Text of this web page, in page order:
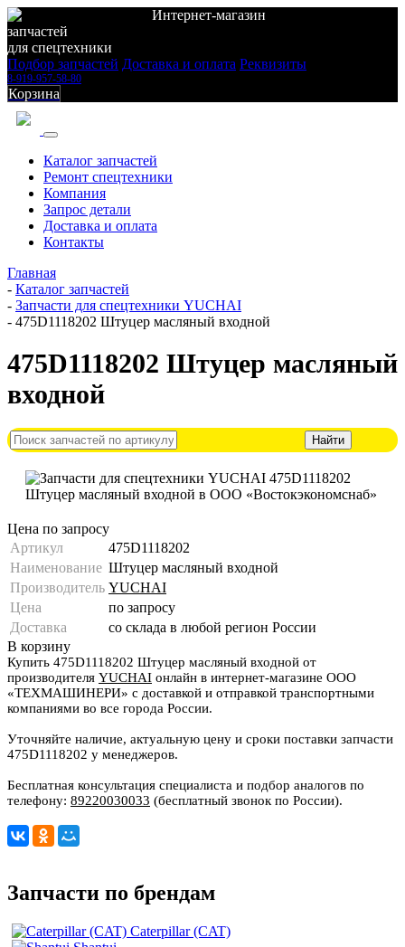
Интернет-магазин
запчастей
для спецтехники
Подбор запчастей Доставка и оплата Реквизиты
8-919-957-58-80
Корзина
Каталог запчастей
Ремонт спецтехники
Компания
Запрос детали
Доставка и оплата
Контакты
Главная
- Каталог запчастей
- Запчасти для спецтехники YUCHAI
- 475D1118202 Штуцер масляный входной
475D1118202 Штуцер масляный
входной
Цена по запросу
Артикул
475D1118202
Наименование Штуцер масляный входной
Производитель YUCHAI
Цена
по запросу
Доставка
со склада в любой регион России
В корзину
Купить 475D1118202 Штуцер масляный входной от
производителя YUCHAI онлайн в интернет-магазине ООО
«ТЕХМАШИНЕРИ» с доставкой и отправкой транспортными
компаниями во все города России.
Уточняйте наличие, актуальную цену и сроки поставки запчасти
475D1118202 у менеджеров.
Бесплатная консультация специалиста и подбор аналогов по
телефону: 89220030033 (бесплатный звонок по России).
Запчасти по брендам
Caterpillar (CAT)